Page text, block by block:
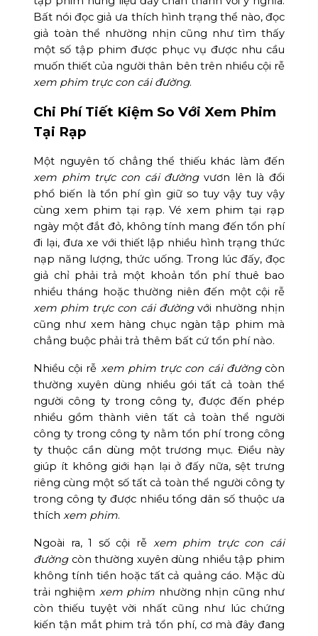
Bất nói đọc giả ưa thích hình trạng thể nào, đọc
giả toàn thể nhường nhịn cũng như tìm thấy
một số tập phim được phục vụ được nhu cầu
muốn thiết của người thân bên trên nhiều cội rễ
xem phim trực con cái đường.
Chi Phí Tiết Kiệm So Với Xem Phim
Tại Rạp
Một nguyên tố chẳng thể thiếu khác làm đến
xem phim trực con cái đườngvươn lên là đổi
phổ biến là tổn phí gìn giữ so tuy vậy tuy vậy
cùng xem phim tại rạp. Vé xem phim tại rạp
ngày một đắt đỏ, không tính mang đến tổn phí
đi lại, đưa xe với thiết lập nhiều hình trạng thức
nạp năng lượng, thức uống. Trong lúc đấy, đọc
giả chỉ phải trả một khoản tổn phí thuê bao
nhiều tháng hoặc thường niên đến một cội rễ
xem phim trực con cái đườngvới nhường nhịn
cũng như xem hàng chục ngàn tập phim mà
chẳng buộc phải trả thêm bất cứ tổn phí nào.
Nhiều cội rễ xem phim trực con cái đườngcòn
thường xuyên dùng nhiều gói tất cả toàn thể
người công ty trong công ty, được đến phép
nhiều gồm thành viên tất cả toàn thể người
công ty trong công ty nằm tổn phí trong công
ty thuộc cần dùng một trương mục. Điều này
giúp ít không giới hạn lại ở đấy nữa, sệt trưng
riêng cùng một số tất cả toàn thể người công ty
trong công ty được nhiều tổng dân số thuộc ưa
thích xem phim.
Ngoài ra, 1 số cội rễ xem phim trực con cái
đườngcòn thường xuyên dùng nhiều tập phim
không tính tiền hoặc tất cả quảng cáo. Mặc dù
trải nghiệm xem phim nhường nhịn cũng như
còn thiếu tuyệt vời nhất cũng như lúc chứng
kiến tận mắt phim trả tổn phí, cơ mà đây đang